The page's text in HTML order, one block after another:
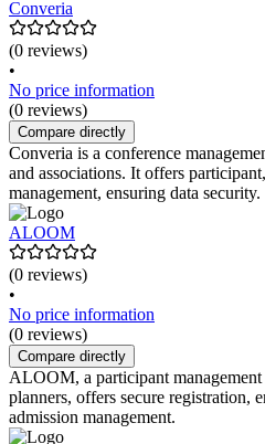
Converia
(0 reviews)
•
No price information
(0 reviews)
Compare directly
Converia is a conference
and associations. It offers
management, ensuring data security.
ALOOM
(0 reviews)
•
No price information
(0 reviews)
Compare directly
ALOOM, a participant
planners, offers secure registration,
admission management.